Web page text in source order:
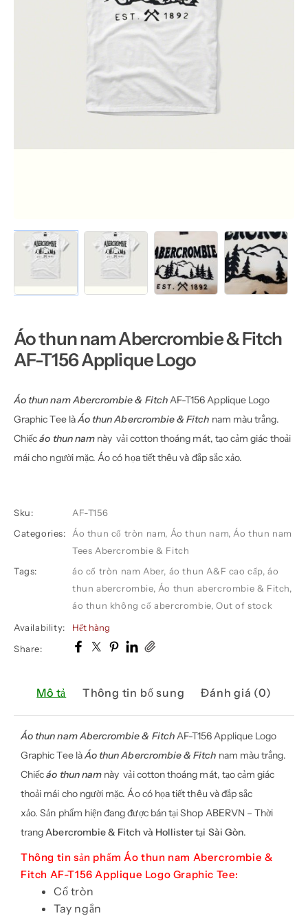
Áo thun nam Abercrombie & Fitch
AF-T156 Applique Logo
Áo thun nam Abercrombie & FitchAF-T156 Applique Logo
Graphic Tee làÁo thun Abercrombie & Fitch nam màu trắng.
Chiếcáo thun nam này vải cotton thoáng mát, tạo cảm giác thoải
mái cho người mặc. Áo có họa tiết thêu và đắp sắc xảo.
Sku:
AF-T156
Categories:
Áo thun cổ tròn nam, Áo thun nam,Áo thun nam
Tees Abercrombie & Fitch
Tags:
áo cổ tròn nam Aber, áo thun A&F cao cấp,áo
thun abercrombie, Áo thun abercrombie & Fitch,
áo thun không cổ abercrombie,Out of stock
Availability:
Hết hàng
Share:
Mô tả Thông tin bổ sung Đánh giá (0)
Áo thun nam Abercrombie & FitchAF-T156 Applique Logo
Graphic Tee làÁo thun Abercrombie & Fitch nam màu trắng.
Chiếcáo thun nam này vải cotton thoáng mát, tạo cảm giác
thoải mái cho người mặc. Áo có họa tiết thêu và đắp sắc
xảo. Sản phẩm hiện đang được bán tại Shop ABERVN – Thời
trangAbercrombie & Fitch và Hollister tại Sài Gòn.
Thông tin sản phẩm Áo thun nam Abercrombie &
Fitch AF-T156 Applique Logo Graphic Tee:
Cổ tròn
Tay ngắn